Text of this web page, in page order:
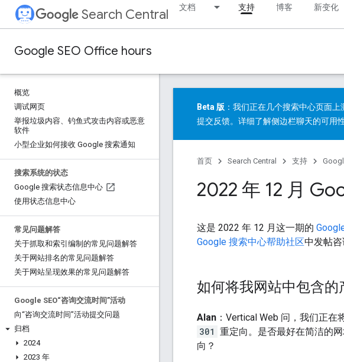
Search Central 文档 支持 博客 新变化
Google SEO Office hours
概览
调试网页
举报垃圾内容、钓鱼式攻击内容或恶意
软件
小型企业如何接收 Google 搜索通知
搜索系统的状态
Google 搜索状态信息中心
使用状态信息中心
常见问题解答
关于抓取和索引编制的常见问题解答
关于网站排名的常见问题解答
关于网站呈现效果的常见问题解答
Google SEO“咨询交流时间”活动
向“咨询交流时间”活动提交问题
归档
2024
2023 年
Beta 版 ：我们正在几个搜索中心页面
提交反馈。详细了解侧边栏聊天的可用
首页 Search Central 支持
2022 年 12 月
这是 2022 年 12 月这一期的
Google 搜索中心帮助社区中发帖咨
如何将我网站中包含的
Alan ：Vertical Web 问，我们正
301 重定向。是否最好在简洁的
向？